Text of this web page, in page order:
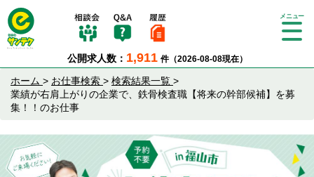
公開求人数： 1,911 件（2026-08-08現在）
Tog
ion
ホーム > お仕事検索 > 検索結果一覧 >
業績が右肩上がりの企業で、鉄骨検査職【将来の幹部候補】を募
集！！のお仕事